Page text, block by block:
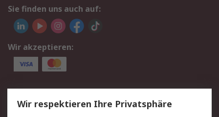
Sie finden uns auch auf:
Wir akzeptieren:
Service
Value Added Services
Lieferlösungen
Wir respektieren Ihre Privatsphäre